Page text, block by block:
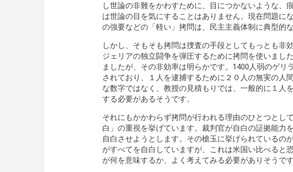
し世論の非難をかわすために、目につかないような、
は世論の目を気にすることはありません。現在問題に
の強要などの「軽い」拷問は、民主主義体制に典型的
しかし、そもそも拷問は捜査の手段としてもっとも非
ジェリアの独立闘争を弾圧するために拷問を使いまし
ましたが、その非効率は明らかです。1400人弱のゲリ
されており、１人を逮捕するために２０人の無実の人
な数字ではなく、教授の見積もりでは、一般的に１人
する必要があるそうです。
それにもかかわらず拷問が行われる理由のひとつとし
白」の重視を挙げています。裁判官が自白の証拠能力
自白させようとします。その槍玉に挙げられているの
がすべてを自白していますが、これは米国い比べると
が何を意味するか、よく考えてみる必要がありそうです